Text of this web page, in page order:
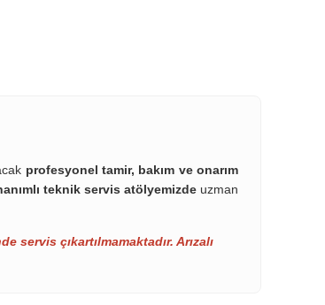
profesyonel tamir, bakım ve onarım
teknik servis atölyemizde uzman
çıkartılmamaktadır. Arızalı